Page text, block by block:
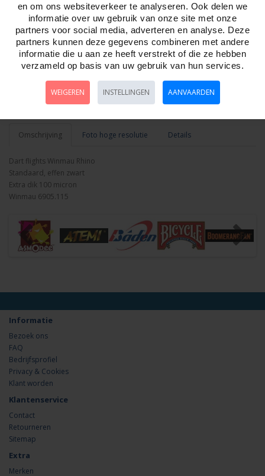
Aantal
Bestellen
Omschrijving Foto hoge resolutie Details
Dart flights Winmau Rhino
Standaard, effen zwart
Extra dik 100 micron
Winmau 6905.115
Informatie
Bezoek ons
FAQ
Bedrijfsprofiel
Privacy & Cookies
Klant worden
Klantenservice
Contact
Retourneren
Sitemap
Extra
Merken
en om ons websiteverkeer te analyseren. Ook delen we
informatie over uw gebruik van onze site met onze
partners voor social media, adverteren en analyse. Deze
partners kunnen deze gegevens combineren met andere
informatie die u aan ze heeft verstrekt of die ze hebben
verzameld op basis van uw gebruik van hun services.
WEIGEREN INSTELLINGEN AANVAARDEN